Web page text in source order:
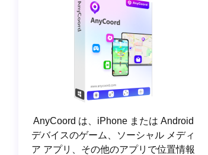
AnyCoord は、iPhone または Android
デバイスのゲーム、ソーシャル メディ
ア アプリ、その他のアプリで位置情報